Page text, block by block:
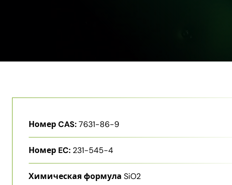
Номер CAS:7631-86-9
Номер EC: 231-545-4
Химическая формула SiO2